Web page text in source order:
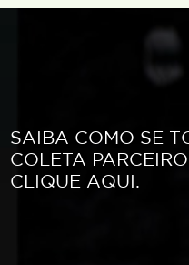
SAIBA COMO SE
COLETA
CLIQUE AQUI.